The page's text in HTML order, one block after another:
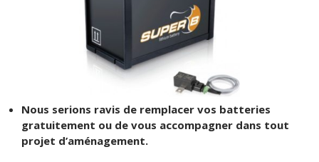
Valise Lithium LiFePo4
Batteries lithium sur mesure
Nous serions ravis de remplacer vos batteries
gratuitement ou de vous accompagner dans tout
projet d’aménagement.